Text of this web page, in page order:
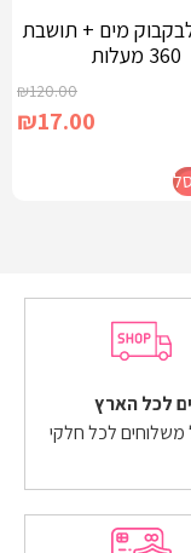
מים + תושבת
360 מעלות
₪120.00
₪17.00
לכל הארץ
משלוחים לכל חלקי